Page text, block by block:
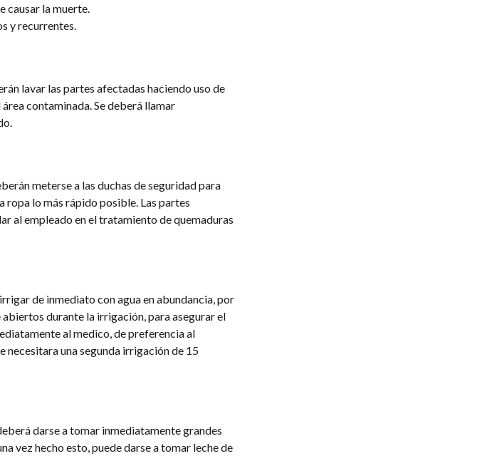
causar la muerte.
y recurrentes.
lavar las partes afectadas haciendo uso de
contaminada. Se deberá llamar
meterse a las duchas de seguridad para
ropa lo más rápido posible. Las partes
al empleado en el tratamiento de quemaduras
de inmediato con agua en abundancia, por
durante la irrigación, para asegurar el
al medico, de preferencia al
necesitara una segunda irrigación de 15
darse a tomar inmediatamente grandes
vez hecho esto, puede darse a tomar leche de